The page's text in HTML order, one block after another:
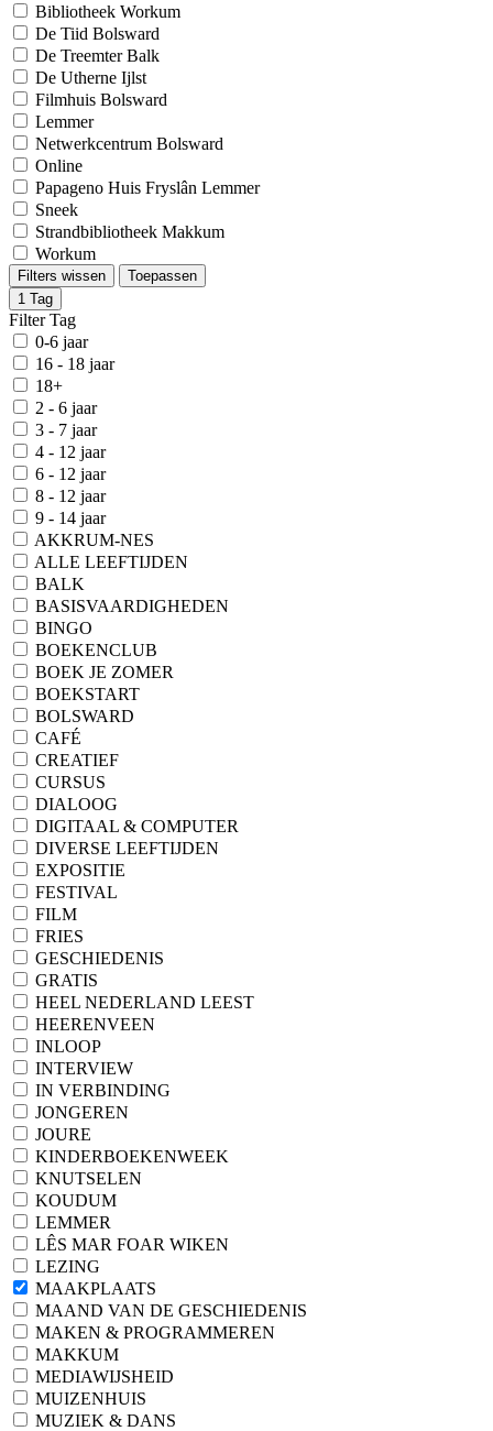
Bibliotheek Workum
De Tiid Bolsward
De Treemter Balk
De Utherne Ijlst
Filmhuis Bolsward
Lemmer
Netwerkcentrum Bolsward
Online
Papageno Huis Fryslân Lemmer
Sneek
Strandbibliotheek Makkum
Workum
Filters wissen
Toepassen
1 Tag
Filter Tag
0-6 jaar
16 - 18 jaar
18+
2 - 6 jaar
3 - 7 jaar
4 - 12 jaar
6 - 12 jaar
8 - 12 jaar
9 - 14 jaar
AKKRUM-NES
ALLE LEEFTIJDEN
BALK
BASISVAARDIGHEDEN
BINGO
BOEKENCLUB
BOEK JE ZOMER
BOEKSTART
BOLSWARD
CAFÉ
CREATIEF
CURSUS
DIALOOG
DIGITAAL & COMPUTER
DIVERSE LEEFTIJDEN
EXPOSITIE
FESTIVAL
FILM
FRIES
GESCHIEDENIS
GRATIS
HEEL NEDERLAND LEEST
HEERENVEEN
INLOOP
INTERVIEW
IN VERBINDING
JONGEREN
JOURE
KINDERBOEKENWEEK
KNUTSELEN
KOUDUM
LEMMER
LÊS MAR FOAR WIKEN
LEZING
MAAKPLAATS
MAAND VAN DE GESCHIEDENIS
MAKEN & PROGRAMMEREN
MAKKUM
MEDIAWIJSHEID
MUIZENHUIS
MUZIEK & DANS